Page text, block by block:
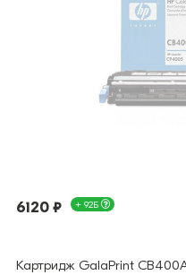
6120 ₽ + 92Б
Картридж GalaPrint